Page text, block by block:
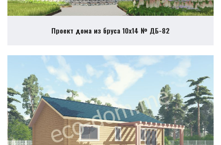
Проект дома из бруса 10х14 № ДБ-82